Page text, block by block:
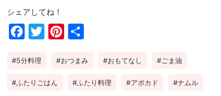
シェアしてね！
Fac
ok
Twi
Pin
est
5分料理 おつまみ おもてなし ごま油
ふたりごはん ふたり料理 アボカド ナムル